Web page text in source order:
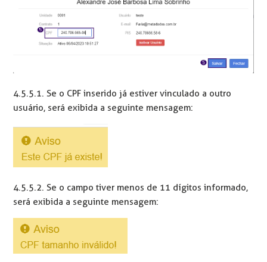
4.5.5.1. Se o CPF inserido já estiver vinculado a outro
usuário, será exibida a seguinte mensagem:
4.5.5.2. Se o campo tiver menos de 11 dígitos informado,
será exibida a seguinte mensagem: